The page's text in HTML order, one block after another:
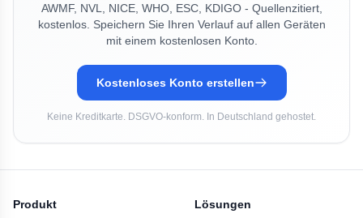
AWMF, NVL, NICE, WHO, ESC, KDIGO - Quellenzitiert,
kostenlos. Speichern Sie Ihren Verlauf auf allen Geräten
mit einem kostenlosen Konto.
Kostenloses Konto erstellen
Keine Kreditkarte. DSGVO-konform. In Deutschland gehostet.
Produkt Lösungen